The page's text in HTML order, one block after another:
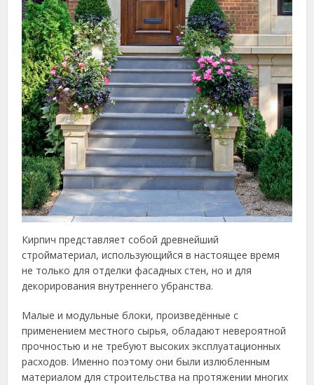
Кирпич представляет собой древнейший
стройматериал, использующийся в настоящее время
не только для отделки фасадных стен, но и для
декорирования внутреннего убранства.
Малые и модульные блоки, произведённые с
применением местного сырья, обладают невероятной
прочностью и не требуют высоких эксплуатационных
расходов. Именно поэтому они были излюбленным
материалом для строительства на протяжении многих